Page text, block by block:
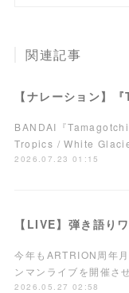
関連記事
BANDAI『
Tropics / White
2026.07.23 01:15
今年もARTRION周年
ンマンライブを開催さ
2026.05.27 02:58